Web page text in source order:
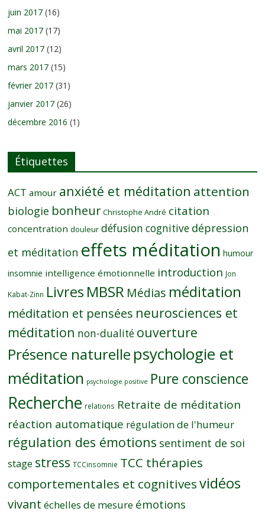
juin 2017 (16)
mai 2017 (17)
avril 2017 (12)
mars 2017 (15)
février 2017 (31)
janvier 2017 (26)
décembre 2016 (1)
Étiquettes
ACT amour anxiété et méditation attention
biologie bonheur Christophe André citation
concentration douleur défusion cognitive dépression
et méditation effets méditation humour
insomnie intelligence émotionnelle introduction Jon
Kabat-Zinn Livres MBSR Médias méditation
méditation et pensées neurosciences et
méditation non-dualité ouverture
Présence naturelle psychologie et
méditation psychologie positive Pure conscience
Recherche relations Retraite de méditation
réaction automatique régulation de l'humeur
régulation des émotions sentiment de soi
stage stress TCCinsomnie TCC thérapies
comportementales et cognitivesvidéos
vivant échelles de mesure émotions